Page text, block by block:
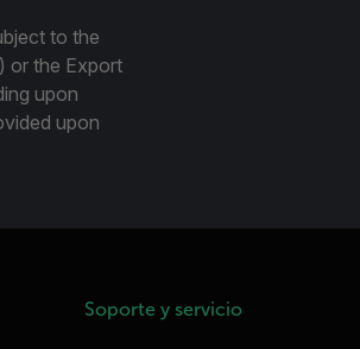
to the
or the Export
upon
upon
Soporte y servicio